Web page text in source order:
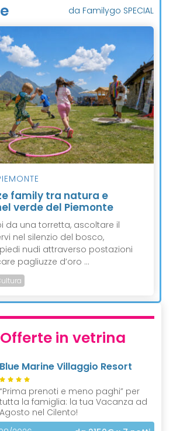
da Familygo SPECIAL
family tra natura e
verde del Piemonte
da una torretta, ascoltare il
nel silenzio del bosco,
nudi attraverso postazioni
pagliuzze d’oro ...
Offerte in vetrina
Blue Marine Villaggio Resort
“Prima prenoti e meno paghi” per
tutta la famiglia: la tua Vacanza ad
Agosto nel Cilento!